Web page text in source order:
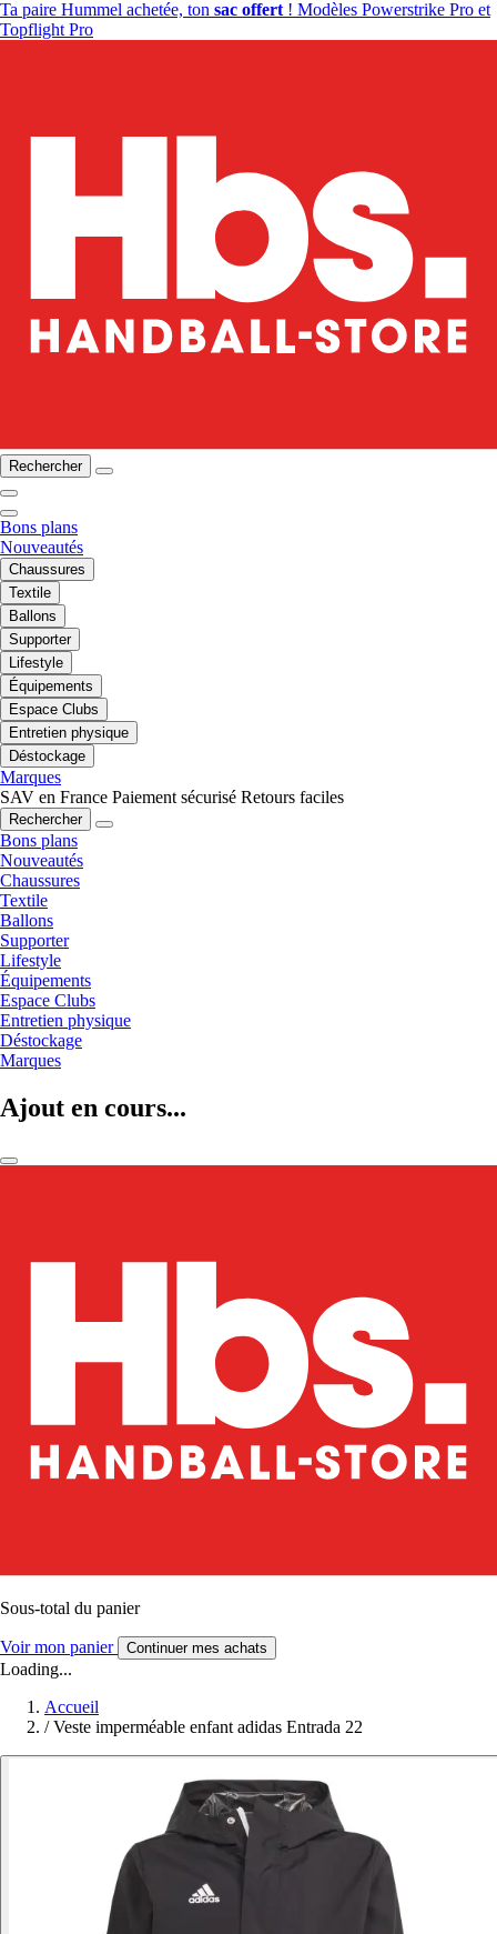
Ta paire Hummel achetée, ton sac offert ! Modèles Powerstrike Pro et
Topflight Pro
Rechercher
Bons plans
Nouveautés
Chaussures
Textile
Ballons
Supporter
Lifestyle
Équipements
Espace Clubs
Entretien physique
Déstockage
Marques
SAV en France Paiement sécurisé Retours faciles
Rechercher
Bons plans
Nouveautés
Chaussures
Textile
Ballons
Supporter
Lifestyle
Équipements
Espace Clubs
Entretien physique
Déstockage
Marques
Ajout en cours...
Sous-total du panier
Voir mon panier Continuer mes achats
Loading...
Accueil
/ Veste imperméable enfant adidas Entrada 22